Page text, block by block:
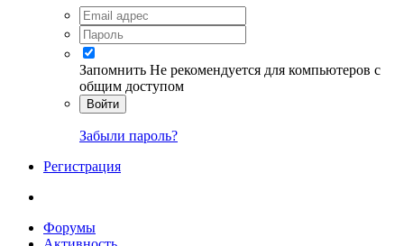
Запомнить Не рекомендуется для компьютеров с
общим доступом
Войти
Забыли пароль?
Регистрация
Форумы